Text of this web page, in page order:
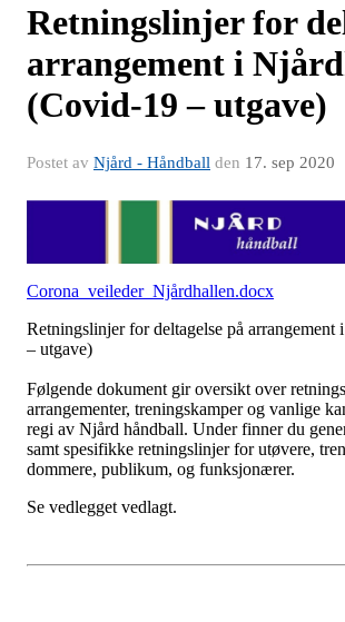
Retningslinjer for
arrangement i
(Covid-19 – utgave)
Postet av Njård - Håndball den 17. sep 2020
Corona_veileder_Njårdhallen.docx
Retningslinjer for deltagelse på
– utgave)
Følgende dokument gir oversikt over
arrangementer, treningskamper og vanlige
regi av Njård håndball. Under finner du
samt spesifikke retningslinjer for utøvere,
dommere, publikum, og funksjonærer.
Se vedlegget vedlagt.